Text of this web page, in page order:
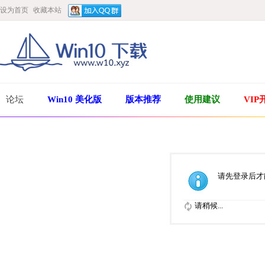
设为首页 收藏本站
论坛 Win10 美化版 版本推荐 使用建议 VIP
请先登录后
请稍候...